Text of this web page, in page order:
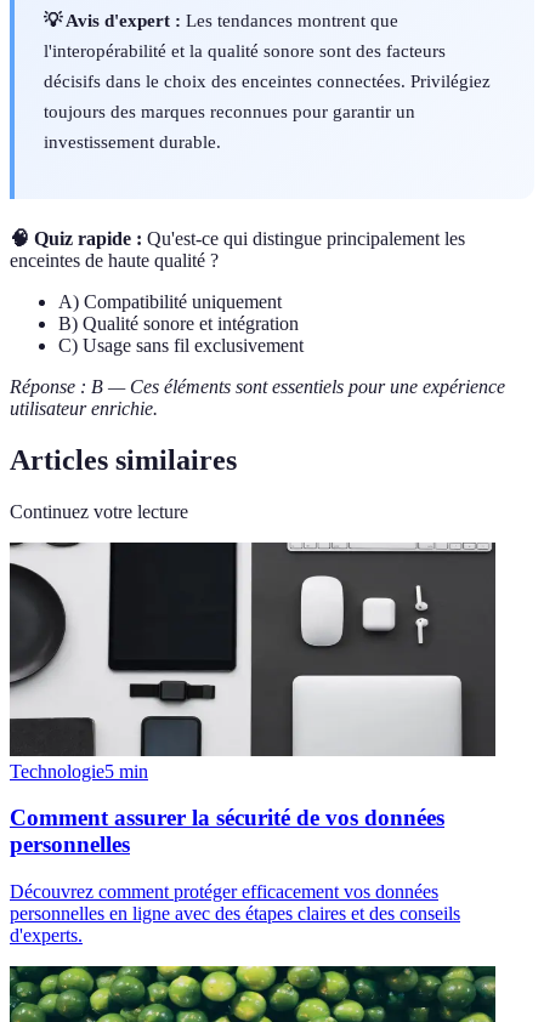
💡 Avis d'expert : Les tendances montrent que
l'interopérabilité et la qualité sonore sont des facteurs
décisifs dans le choix des enceintes connectées. Privilégiez
toujours des marques reconnues pour garantir un
investissement durable.
🧠 Quiz rapide : Qu'est-ce qui distingue principalement les
enceintes de haute qualité ?
A) Compatibilité uniquement
B) Qualité sonore et intégration
C) Usage sans fil exclusivement
Réponse : B — Ces éléments sont essentiels pour une expérience
utilisateur enrichie.
Articles similaires
Continuez votre lecture
Technologie5 min
Comment assurer la sécurité de vos données
personnelles
Découvrez comment protéger efficacement vos données
personnelles en ligne avec des étapes claires et des conseils
d'experts.